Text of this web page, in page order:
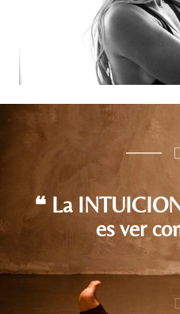
❝ La
es ver